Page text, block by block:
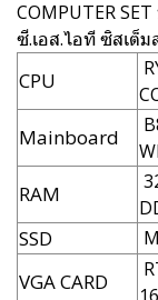
COMPUTER
ซี.เอส.ไอที ซิสเต็ม
CPU
Mainboard
RAM
SSD
VGA CARD